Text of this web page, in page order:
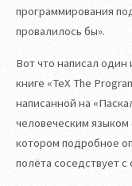
программирования
провалилось бы».
Вот что написал один
книге «TeX The
написанной на
человеческим
котором подробное
полёта соседствует